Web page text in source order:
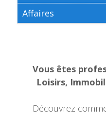
Affaires
Vous êtes
Loisirs,
Découvrez